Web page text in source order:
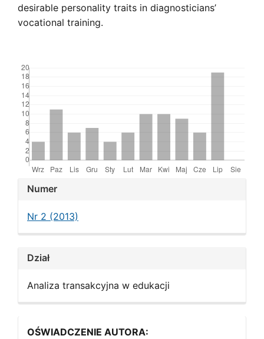
desirable personality traits in diagnosticians’
vocational training.
Article
Numer
Nr 2 (2013)
Dział
Analiza transakcyjna w edukacji
OŚWIADCZENIE AUTORA: